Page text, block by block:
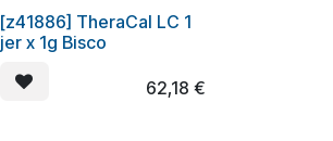
[z41886] TheraCal LC 1
jer x 1g Bisco
62,18 €